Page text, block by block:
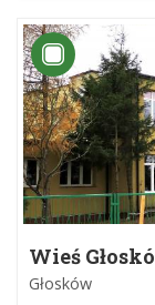
Wieś
Głosków